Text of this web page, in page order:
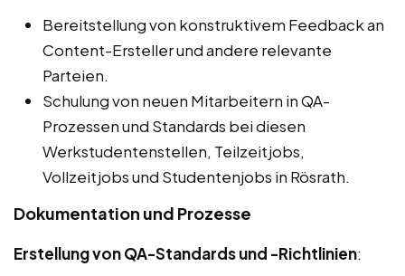
Bereitstellung von konstruktivem Feedback an
Content-Ersteller und andere relevante
Parteien.
Schulung von neuen Mitarbeitern in QA-
Prozessen und Standards bei diesen
Werkstudentenstellen, Teilzeitjobs,
Vollzeitjobs und Studentenjobs in Rösrath.
Dokumentation und Prozesse
Erstellung von QA-Standards und -Richtlinien: